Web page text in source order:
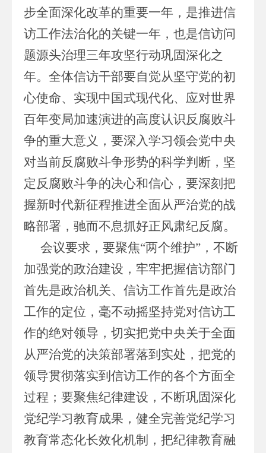
步全面深化改革的重要一年，是推进信
访工作法治化的关键一年，也是信访问
题源头治理三年攻坚行动巩固深化之
年。全体信访干部要自觉从坚守党的初
心使命、实现中国式现代化、应对世界
百年变局加速演进的高度认识反腐败斗
争的重大意义，要深入学习领会党中央
对当前反腐败斗争形势的科学判断，坚
定反腐败斗争的决心和信心，要深刻把
握新时代新征程推进全面从严治党的战
略部署，驰而不息抓好正风肃纪反腐。
会议要求，要聚焦“两个维护”，不断
加强党的政治建设，牢牢把握信访部门
首先是政治机关、信访工作首先是政治
工作的定位，毫不动摇坚持党对信访工
作的绝对领导，切实把党中央关于全面
从严治党的决策部署落到实处，把党的
领导贯彻落实到信访工作的各个方面全
过程；要聚焦纪律建设，不断巩固深化
党纪学习教育成果，健全完善党纪学习
教育常态化长效化机制，把纪律教育融